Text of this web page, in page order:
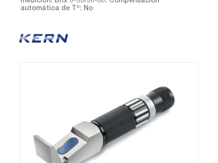
automática de Tº: No